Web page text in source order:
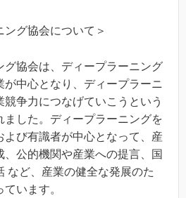
ング協会について＞
グ協会は、ディープラーニング
が中心となり、ディープラーニ
競争力につなげていこうという
ました。ディープラーニングを
よび有識者が中心となって、産
公的機関や産業への提言、国
など、産業の健全な発展のた
います。